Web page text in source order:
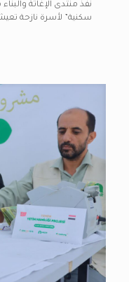
نفّذ منتدى الإغاثة
سكنية” لأسرة نازحة